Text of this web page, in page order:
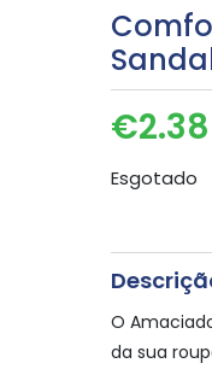
€2.38
Esgotado
O
da sua